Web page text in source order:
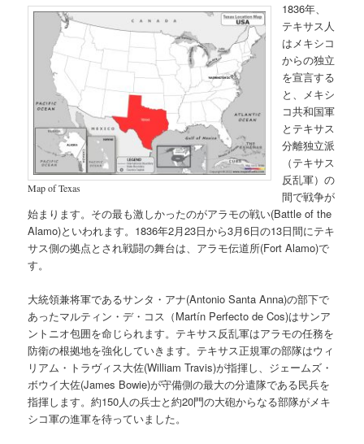
Map of Texas
1836年、
テキサス人
はメキシコ
からの独立
を宣言する
と、メキシ
コ共和国軍
とテキサス
分離独立派
（テキサス
反乱軍）の
間で戦争が
始まります。その最も激しかったのがアラモの戦い(Battle of the
Alamo)といわれます。1836年2月23日から3月6日の13日間にテキ
サス側の拠点とされ戦闘の舞台は、アラモ伝道所(Fort Alamo)で
す。
大統領兼将軍であるサンタ・アナ(Antonio Santa Anna)の部下で
あったマルティン・デ・コス（Martín Perfecto de Cos)はサンア
ントニオ包囲を命じられます。テキサス反乱軍はアラモの任務を
防衛の根拠地を強化していきます。テキサス正規軍の部隊はウィ
リアム・トラヴィス大佐(William Travis)が指揮し、ジェームズ・
ボウイ大佐(James Bowie)が守備側の最大の分遣隊である民兵を
指揮します。約150人の兵士と約20門の大砲からなる部隊がメキ
シコ軍の進軍を待っていました。